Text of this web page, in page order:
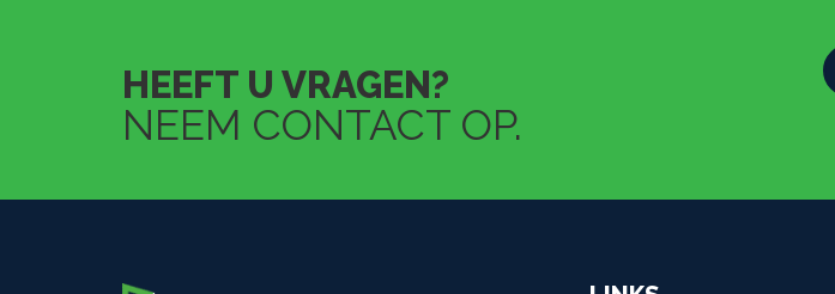
HEEFT U VRAGEN?
NEEM CONTACT OP.